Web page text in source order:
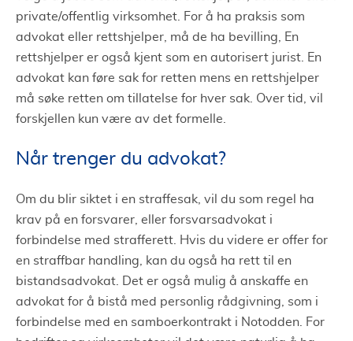
private/offentlig virksomhet. For å ha praksis som
advokat eller rettshjelper, må de ha bevilling, En
rettshjelper er også kjent som en autorisert jurist. En
advokat kan føre sak for retten mens en rettshjelper
må søke retten om tillatelse for hver sak. Over tid, vil
forskjellen kun være av det formelle.
Når trenger du advokat?
Om du blir siktet i en straffesak, vil du som regel ha
krav på en forsvarer, eller forsvarsadvokat i
forbindelse med strafferett. Hvis du videre er offer for
en straffbar handling, kan du også ha rett til en
bistandsadvokat. Det er også mulig å anskaffe en
advokat for å bistå med personlig rådgivning, som i
forbindelse med en samboerkontrakt i Notodden. For